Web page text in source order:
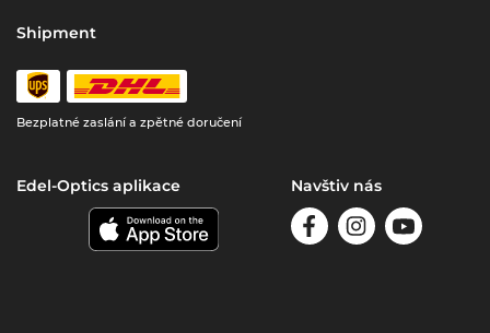
Shipment
Bezplatné zaslání a zpětné doručení
Edel-Optics aplikace Navštiv nás